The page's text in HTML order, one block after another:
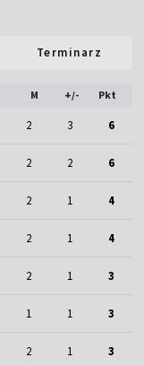
Terminarz
M +/- Pkt
2 3 6
2 2 6
2 1 4
2 1 4
2 1 3
1 1 3
2 1 3